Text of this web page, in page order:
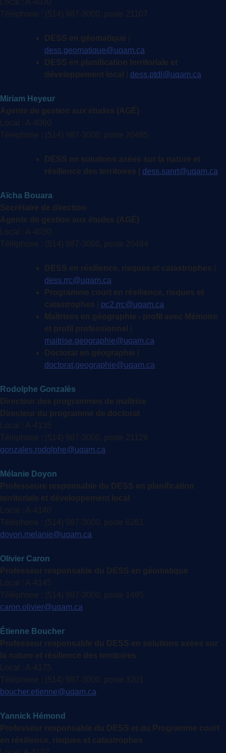
Téléphone : (514) 987-3000, poste 21107
DESS en géomatique
dess.geomatique@uqam.ca
DESS en planification territoriale et
développement local
dess.ptdl@uqam.ca
Miriam Heyeur
Agente de gestion aux études (AGÉ)
Local : A-4060
Téléphone : (514) 987-3000, poste 20485
DESS en solutions axées sur la nature et
résilience des territoires | dess.sanrt@uqam.ca
Aïcha Bouara
Secrétaire de direction
Agente de gestion aux études (AGÉ)
Local : A-4030
Téléphone : (514) 987-3000, poste 20484
DESS en résilience, risques et catastrophes
dess.rrc@uqam.ca
Programme court en résilience, risques et
catastrophes
pc2.rrc@uqam.ca
Maîtrises en géographie - profil avec Mémoire
et profil professionnel
maitrise.geographie@uqam.ca
Doctorat en géographie
doctorat.geographie@uqam.ca
Rodolphe Gonzalès
Directeur des programmes de maîtrise
Directeur du programme de doctorat
Local : A-4135
Téléphone : (514) 987-3000, poste 21129
gonzales.rodolphe@uqam.ca
Mélanie Doyon
Professeure responsable du DESS en planification
territoriale et développement local
Local : A-4140
Téléphone : (514) 987-3000, poste 6261
doyon.melanie@uqam.ca
Olivier Caron
Professeur responsable du DESS en géomatique
Local : A-4145
Téléphone : (514) 987-3000, poste 1495
caron.olivier@uqam.ca
Étienne Boucher
Professeur responsable du DESS en solutions axées sur
la nature et résilience des territoires
Local : A-4175
Téléphone : (514) 987-3000, poste 3201
boucher.etienne@uqam.ca
Yannick Hémond
Professeur responsable du DESS et du Programme court
en résilience, risques et catastrophes